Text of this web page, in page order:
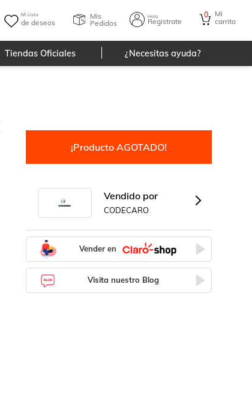
Mi Lista
de deseos
Mis
Pedidos
Hola
Registrate
0
Mi
carrito
Tiendas Oficiales ¿Necesitas ayuda?
¡Producto AGOTADO!
Vendido por
CODECARO
Vender en
Visita nuestro Blog